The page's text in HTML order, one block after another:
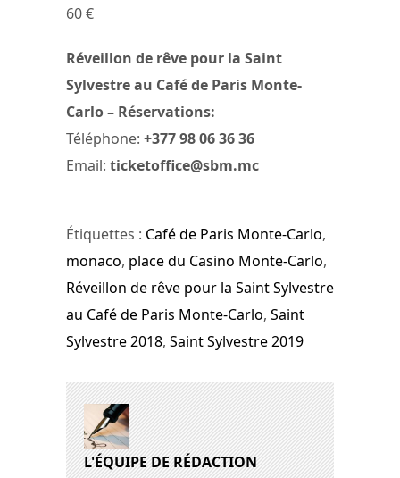
60 €
Réveillon de rêve pour la Saint
Sylvestre au Café de Paris Monte-
Carlo – Réservations:
Téléphone: +377 98 06 36 36
Email: ticketoffice@sbm.mc
Étiquettes : Café de Paris Monte-Carlo,
monaco, place du Casino Monte-Carlo,
Réveillon de rêve pour la Saint Sylvestre
au Café de Paris Monte-Carlo, Saint
Sylvestre 2018, Saint Sylvestre 2019
L'ÉQUIPE DE RÉDACTION